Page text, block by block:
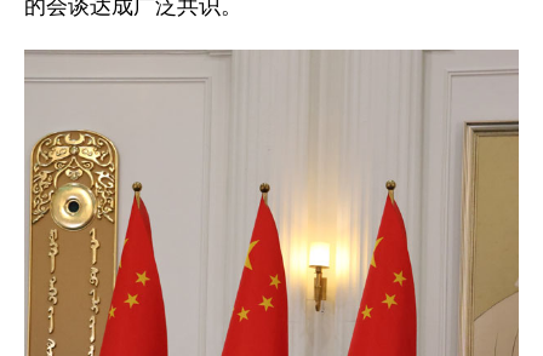
的会谈达成广泛共识。